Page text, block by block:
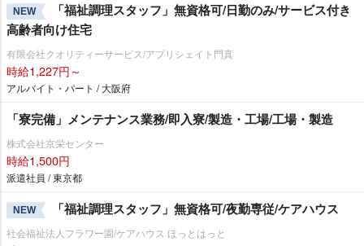
NEW
「福祉調理スタッフ」無資格可/日勤のみ/サービス付き
高齢者向け住宅
有限会社クオリティーサービス/アプリシェイト門真
時給1,227円～
アルバイト・パート / 大阪府
「寮完備」メンテナンス業務/即入寮/製造・工場/工場・製造
株式会社京栄センター
時給1,500円
派遣社員 / 東京都
NEW 「福祉調理スタッフ」無資格可/夜勤専従/ケアハウス
社会福祉法人フラワー園/ケアハウス ほっとはっと